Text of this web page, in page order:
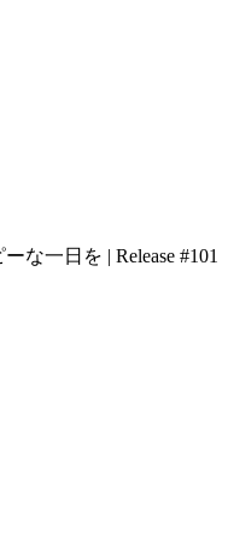
な一日を | Release #101